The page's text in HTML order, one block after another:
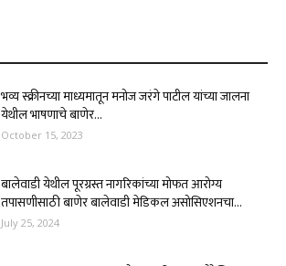
भव्य स्क्रीनच्या माध्यमातून मनोज जरंगे पाटील यांच्या जालना
येथील भाषणाचे बाणेर...
October 15, 2023
बालेवाडी येथील पूरग्रस्त नागरिकांच्या मोफत आरोग्य
तपासणीसाठी बाणेर बालेवाडी मेडिकल असोसिएशनचा...
July 25, 2024